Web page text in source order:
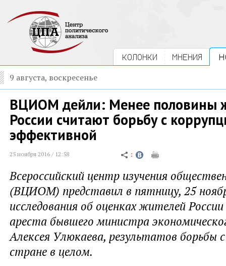
КОЛОНКИ МНЕНИЯ
9 августа, воскресенье
ВЦИОМ дейли: Менее половины
России считают борьбу с
эффективной
25 ноября 2016 / 12:58
Всероссийский центр изучения
(ВЦИОМ) представил в пятницу, 25
исследования об оценках жителей
ареста бывшего министра
Алексея Улюкаева, результатов борьбы
стране в целом.